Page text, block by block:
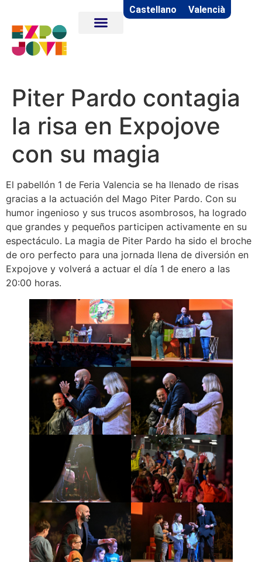
Castellano Valencià
Piter Pardo contagia
la risa en Expojove
con su magia
El pabellón 1 de Feria Valencia se ha llenado de risas
gracias a la actuación del Mago Piter Pardo. Con su
humor ingenioso y sus trucos asombrosos, ha logrado
que grandes y pequeños participen activamente en su
espectáculo. La magia de Piter Pardo ha sido el broche
de oro perfecto para una jornada llena de diversión en
Expojove y volverá a actuar el día 1 de enero a las
20:00 horas.